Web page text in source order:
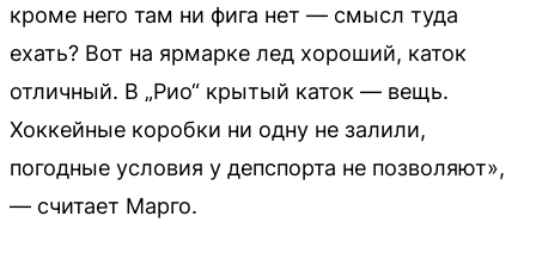
кроме него там ни фига нет — смысл туда
ехать? Вот на ярмарке лед хороший, каток
отличный. В „Рио“ крытый каток — вещь.
Хоккейные коробки ни одну не залили,
погодные условия у депспорта не позволяют»,
— считает Марго.